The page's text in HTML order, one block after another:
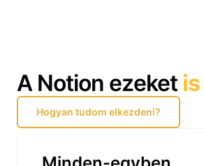
A Notion ezeket is
Hogyan tudom elkezdeni?